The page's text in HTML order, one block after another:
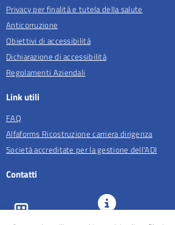
Privacy per finalità e tutela della salute
Anticorruzione
Obiettivi di accessibilità
Dichiarazione di accessibilità
Regolamenti Aziendali
Link utili
FAQ
Alfaforms Ricostruzione carriera dirigenza
Società accreditate per la gestione dell'ADI
Contatti